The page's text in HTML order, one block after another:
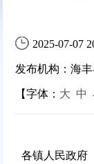
2025-07-07
发布机构：海
【字体： 大 中
各镇人民政府